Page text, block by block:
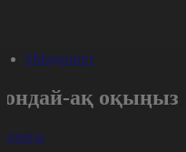
#Мәдениет
ақ оқыңыз